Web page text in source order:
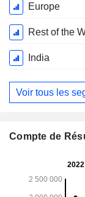
MarsEurope
Rest of the
India
Voir tous les
Compte de